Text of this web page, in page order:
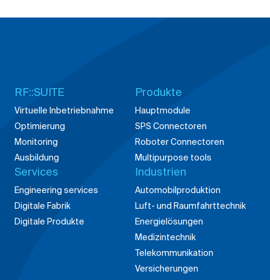
RF::SUITE
Virtuelle Inbetriebnahme
Optimierung
Monitoring
Ausbildung
Produkte
Hauptmodule
SPS Connectoren
Roboter Connectoren
Multipurpose tools
Services
Engineering services
Digitale Fabrik
Digitale Produkte
Industrien
Automobilproduktion
Luft- und Raumfahrttechnik
Energielösungen
Medizintechnik
Telekommunikation
Versicherungen